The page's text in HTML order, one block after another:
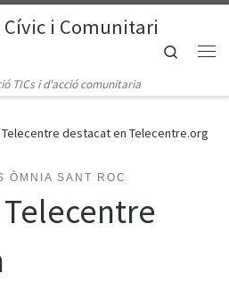
i Comunitari
TICs i d'acció comunitaria
Search
destacat en Telecentre.org
ÒMNIA SANT ROC